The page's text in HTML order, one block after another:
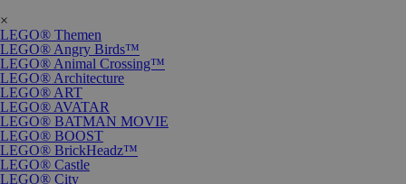
×
LEGO® Themen
LEGO® Angry Birds™
LEGO® Animal Crossing™
LEGO® Architecture
LEGO® ART
LEGO® AVATAR
LEGO® BATMAN MOVIE
LEGO® BOOST
LEGO® BrickHeadz™
LEGO® Castle
LEGO® City